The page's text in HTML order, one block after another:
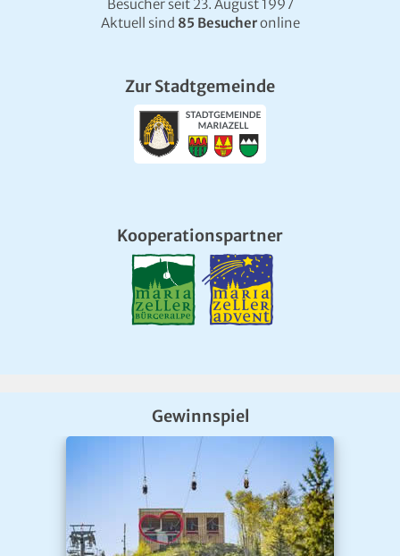
Besucher seit 23. August 1997
Aktuell sind 85 Besucheronline
Zur Stadtgemeinde
Kooperationspartner
Gewinnspiel